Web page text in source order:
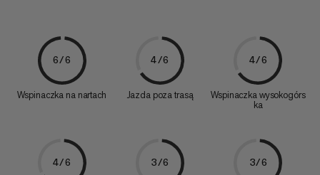
6/6
Wspinaczka na nartach
4/6
Jazda poza trasą
4/6
Wspinaczka wysokogórs
ka
4/6 3/6 3/6